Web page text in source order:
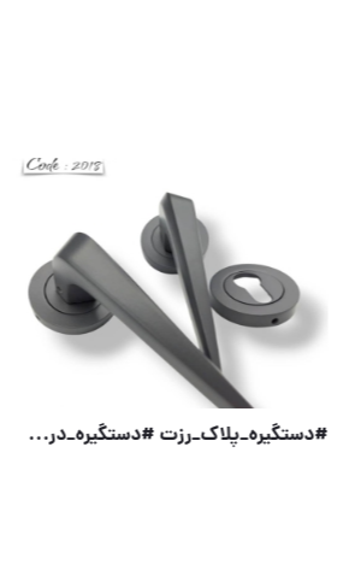
#نمایندگی_قفل_مهدی #پخش_محصولات_عمده نمایندگی محصولات شرکت قفل مهدی طبق لیست قیمت شرکت. با شرایط ویژ